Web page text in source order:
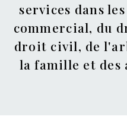
services dans
commercial, du
droit civil, de
la famille et des